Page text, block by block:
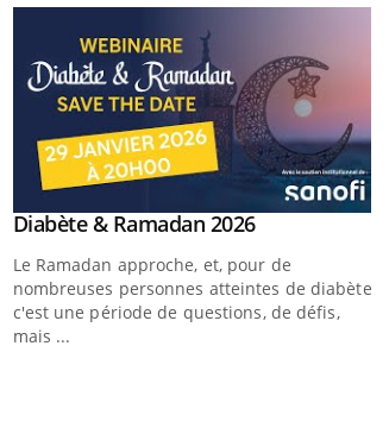
Youtube
Diabète & Ramadan 2026Youtube
Le Ramadan approche, et, pour de
nombreuses personnes atteintes de diabète,
c'est une période de questions, de défis,
mais ...